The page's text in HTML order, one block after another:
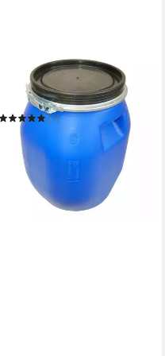
PLASTEO
Regentonne 30 Liter
Deckelfass mit
Spannverschluss
(1)
29,50 €
in 4-5 Werktagen bei dir